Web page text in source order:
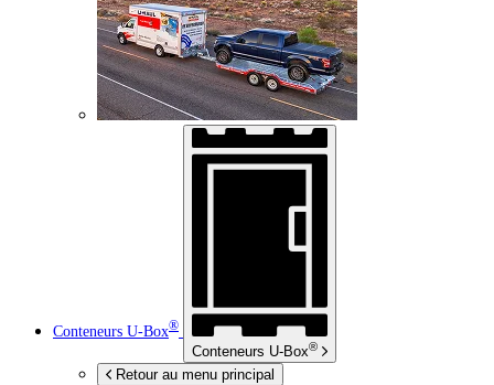
Conteneurs U-Box®
Conteneurs U-Box®
Retour au menu principal